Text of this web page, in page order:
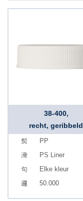
38-400,
recht, geribbeld
PP
PS Liner
Elke kleur
50.000